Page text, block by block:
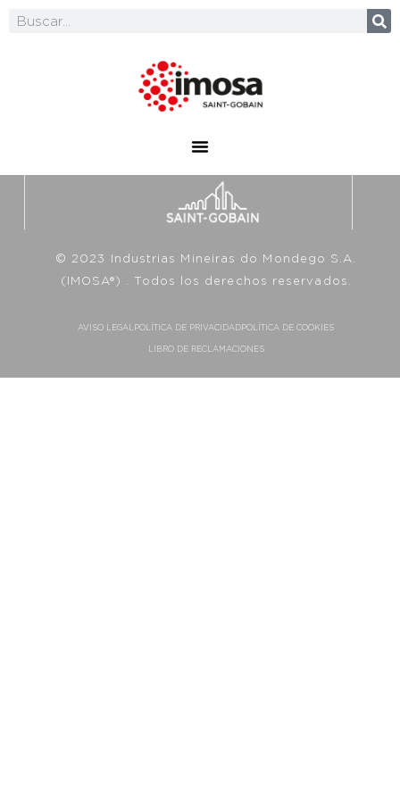
© 2023 Industrias Mineiras do Mondego S.A.
(IMOSA®) . Todos los derechos reservados.
AVISO LEGAL POLÍTICA DE PRIVACIDADPOLÍTICA DE COOKIES
LIBRO DE RECLAMACIONES